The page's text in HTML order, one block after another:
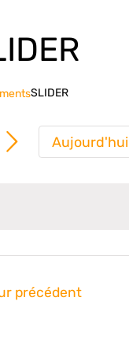
SLIDER
Aujourd'hui
précédent